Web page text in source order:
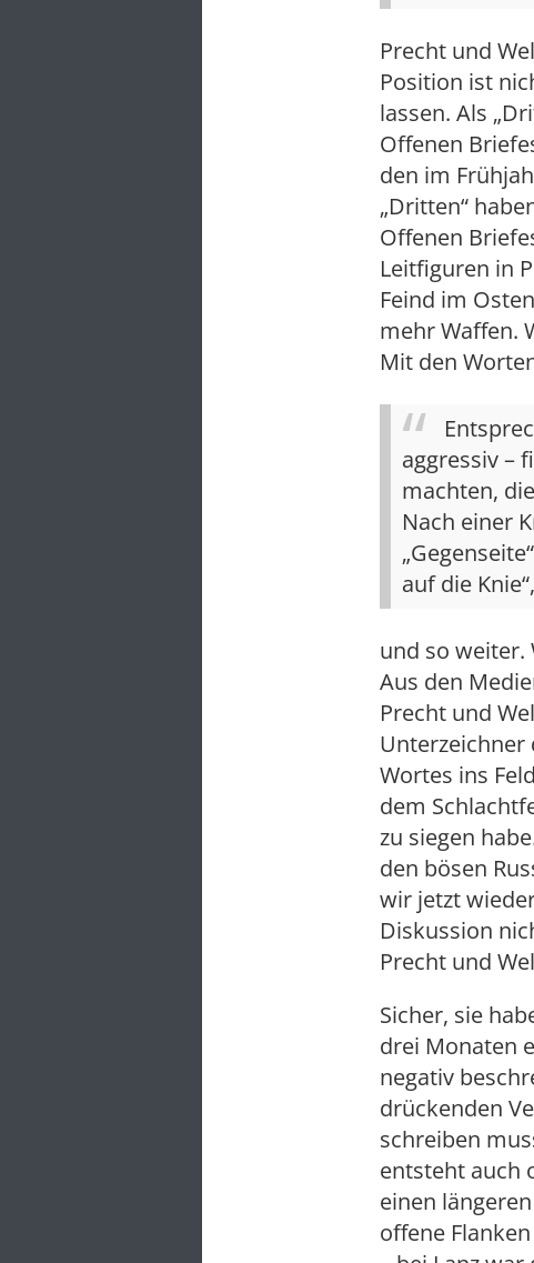
Precht und
Position ist
lassen. Als
Offenen
den im
„Dritten“
Offenen
Leitfiguren in
Feind im
mehr Waffen.
Mit den
aggressiv –
machten,
Nach einer
auf die
und so weiter.
Aus den
Precht und
Unterzeichner
Wortes ins
dem
zu siegen
den bösen
wir jetzt
Diskussion
Precht und
Sicher, sie
drei Monaten
negativ
drückenden
schreiben
entsteht auch
einen
offene